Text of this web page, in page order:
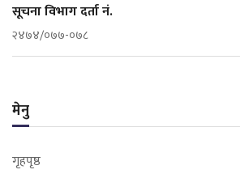
सूचना विभाग दर्ता नं.
२४७४/०७७-०७८
मेनु
गृहपृष्ठ